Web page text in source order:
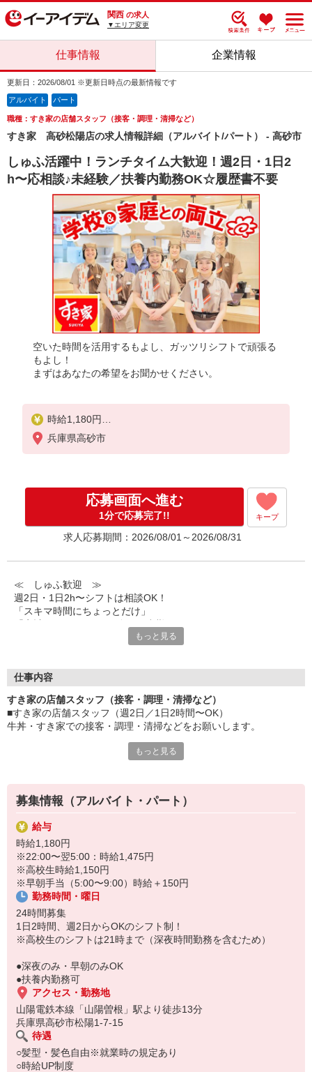
関西 の求人
▼エリア変更
仕事情報 企業情報
更新日：2026/08/01 ※更新日時点の最新情報です
アルバイト パート
職種：すき家の店舗スタッフ（接客・調理・清掃など）
すき家 高砂松陽店の求人情報詳細（アルバイト/パート） - 高砂市
しゅふ活躍中！ランチタイム大歓迎！週2日・1日2
h〜応相談♪未経験／扶養内勤務OK☆履歴書不要
空いた時間を活用するもよし、ガッツリシフトで頑張る
もよし！
まずはあなたの希望をお聞かせください。
時給1,180円
※22:00〜翌5:00：時給1,475円
※高校生時給1,150円
兵庫県高砂市
応募画面へ進む
1分で応募完了!! キープ
求人応募期間：2026/08/01～2026/08/31
≪ しゅふ歓迎 ≫
週2日・1日2h〜シフトは相談OK！
「スキマ時間にちょっとだけ」
など、自分らしく活躍できますよ。
■髪型・髪色自由
■給与前払い可
急な出費も安心♪
■社員登用あり
将来を考えている方は必見です。
与兵衛、オリーブの丘、焼肉いちばんなどを経営しているゼンシ
ョーグループ！
その中のひとつ『すき家』でお仕事しませんか？
もっと見る
仕事内容
すき家の店舗スタッフ（接客・調理・清掃など）
■すき家の店舗スタッフ（週2日／1日2時間〜OK）
牛丼・すき家での接客・調理・清掃などをお願いします。
あなたの笑顔で！
すばやく提供！
他にも、食材の調整や金銭管理、新しく入社したクルーの研修など
様々なお仕事があります。
セルフオーダー、セルフ会計で、現金の受け渡しはほとんどありま
せん。※一部店舗を除く
取り間違いもなく安心でスムーズ♪
マニュアルも用意していますので飲食店が初めての方でも大丈夫！
もちろん先輩クルーがしっかり教えてくれるので安心してくださ
い。
もっと見る
募集情報（アルバイト・パート）
給与
時給1,180円
※22:00〜翌5:00：時給1,475円
※高校生時給1,150円
※早朝手当（5:00〜9:00）時給＋150円
勤務時間・曜日
24時間募集
1日2時間、週2日からOKのシフト制！
※高校生のシフトは21時まで（深夜時間勤務を含むため）
●深夜のみ・早朝のみOK
●扶養内勤務可
アクセス・勤務地
山陽電鉄本線「山陽曽根」駅より徒歩13分
兵庫県高砂市松陽1-7-15
待遇
○髪型・髪色自由※就業時の規定あり
○時給UP制度